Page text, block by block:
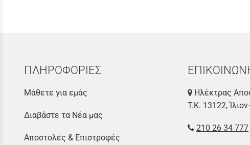
ΠΛΗΡΟΦΟΡΙΕΣ
Μάθετε για εμάς
Διαβάστε τα Νέα μας
Αποστολές & Επιστροφές
Ηλέκτρας
Τ.Κ. 13122,
210 26 34 777